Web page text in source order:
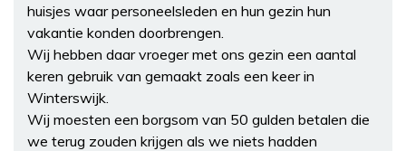
huisjes waar personeelsleden en hun gezin hun
vakantie konden doorbrengen.
Wij hebben daar vroeger met ons gezin een aantal
keren gebruik van gemaakt zoals een keer in
Winterswijk.
Wij moesten een borgsom van 50 gulden betalen die
we terug zouden krijgen als we niets hadden